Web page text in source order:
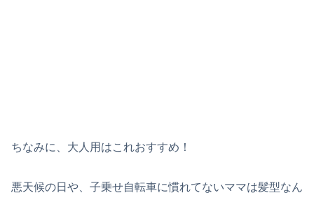
ちなみに、大人用はこれおすすめ！
悪天候の日や、子乗せ自転車に慣れてないママは髪型なん